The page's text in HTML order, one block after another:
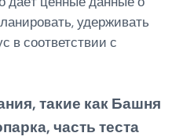
удерживать
в соответствии с
такие как Башня
часть теста